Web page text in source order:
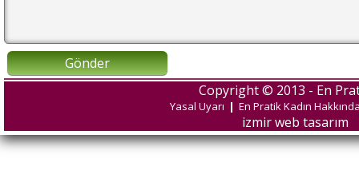
Gönder
Copyright © 2013 - En
Yasal Uyarı | En Pratik Kadın
izmir web tasarım